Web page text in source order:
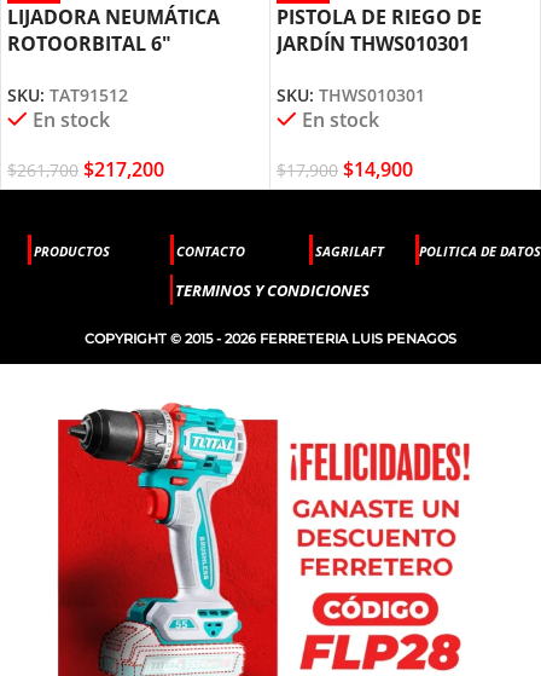
LIJADORA NEUMÁTICA
ROTOORBITAL 6″
SKU: TAT91512
En stock
$261,700 $217,200
PISTOLA DE RIEGO DE
JARDÍN THWS010301
SKU: THWS010301
En stock
$17,900 $14,900
PRODUCTOS CONTACTO SAGRILAFT POLITICA DE DATOS
TERMINOS Y CONDICIONES
COPYRIGHT © 2015 - 2026 FERRETERIA LUIS PENAGOS